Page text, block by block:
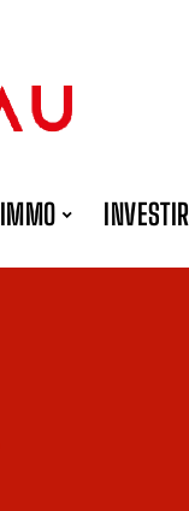
IMMO INVESTIR